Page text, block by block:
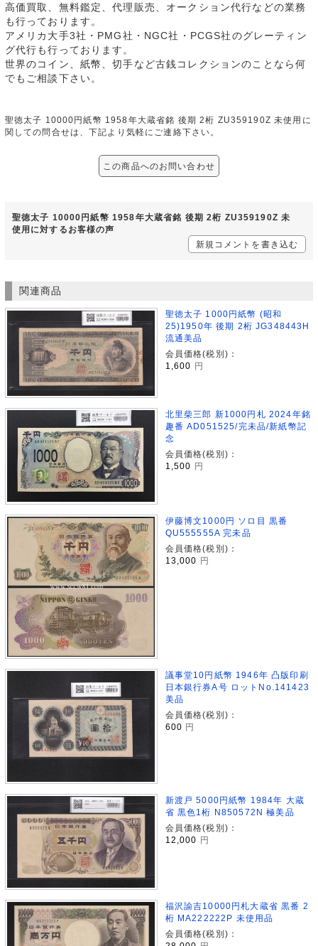
高価買取、無料鑑定、代理販売、オークション代行などの業務
も行っております。
アメリカ大手3社・PMG社・NGC社・PCGS社のグレーティン
グ代行も行っております。
世界のコイン、紙幣、切手など古銭コレクションのことなら何
でもご相談下さい。
聖徳太子 10000円紙幣 1958年大蔵省銘 後期 2桁 ZU359190Z 未使用に
関しての問合せは、下記より気軽にご連絡下さい。
この商品へのお問い合わせ
聖徳太子 10000円紙幣 1958年大蔵省銘 後期 2桁 ZU359190Z 未
使用に対するお客様の声
新規コメントを書き込む
関連商品
聖徳太子 1000円紙幣 (昭和
25)1950年 後期 2桁 JG348443H
流通美品
会員価格(税別)：
1,600
円
北里柴三郎 新1000円札 2024年銘
趣番 AD051525/完未品/新紙幣記
念
会員価格(税別)：
1,500
円
伊藤博文1000円 ソロ目 黒番
QU555555A 完未品
会員価格(税別)：
13,000 円
議事堂10円紙幣 1946年 凸版印刷
日本銀行券A号 ロットNo.141423
美品
会員価格(税別)：
600 円
新渡戸 5000円紙幣 1984年 大蔵
省 黒色1桁 N850572N 極美品
会員価格(税別)：
12,000
円
福沢諭吉10000円札大蔵省 黒番 2
桁 MA222222P 未使用品
会員価格(税別)：